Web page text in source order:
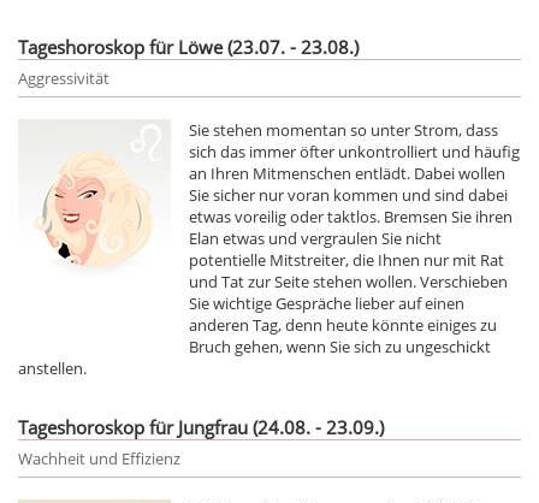
Tageshoroskop für Löwe (23.07. - 23.08.)
Aggressivität
Sie stehen momentan so unter Strom, dass
sich das immer öfter unkontrolliert und häufig
an Ihren Mitmenschen entlädt. Dabei wollen
Sie sicher nur voran kommen und sind dabei
etwas voreilig oder taktlos. Bremsen Sie ihren
Elan etwas und vergraulen Sie nicht
potentielle Mitstreiter, die Ihnen nur mit Rat
und Tat zur Seite stehen wollen. Verschieben
Sie wichtige Gespräche lieber auf einen
anderen Tag, denn heute könnte einiges zu
Bruch gehen, wenn Sie sich zu ungeschickt
anstellen.
Tageshoroskop für Jungfrau (24.08. - 23.09.)
Wachheit und Effizienz